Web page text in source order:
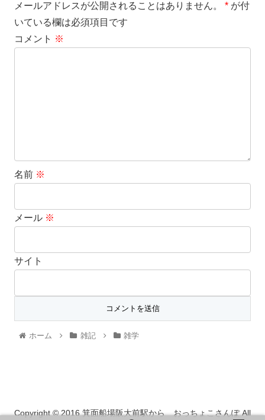
メールアドレスが公開されることはありません。 * が付
いている欄は必須項目です
コメント ※
名前 ※
メール ※
サイト
ホーム 雑記 雑学
Copyright © 2016 箕面船場阪大前駅から おっちょこさんぽ All